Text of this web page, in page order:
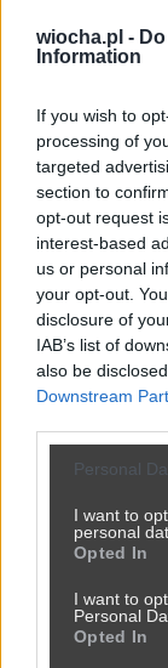
wiocha.pl -
Information
If you wish to
processing of
targeted
section to
opt-out request
interest-based
us or personal
your opt-out.
disclosure of
IAB’s list of
also be
Downstream
Personal
I want to
personal
Opted In
I want to
Personal
Opted In
Powinna do
2450 9